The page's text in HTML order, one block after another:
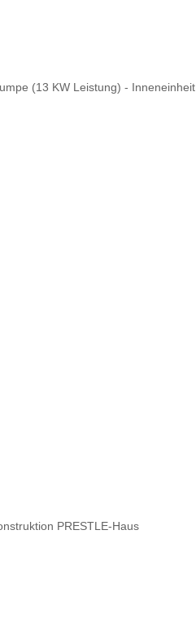
(13 KW Leistung) - Inneneinheit
PRESTLE-Haus